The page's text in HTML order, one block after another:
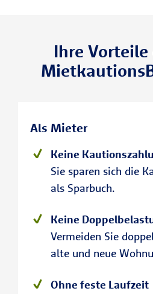
Ihre Vorteile
Als Mieter
Keine
Sie sparen sich die
als Sparbuch.
Keine
Vermeiden Sie
alte und neue
Ohne feste Laufzeit